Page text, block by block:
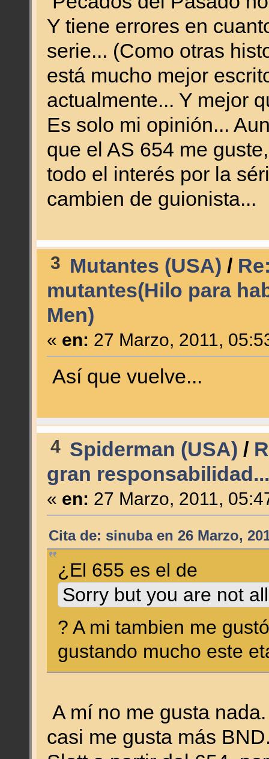
Y tiene errores en
serie... (Como otras
está mucho mejor
actualmente... Y mejor
Es solo mi opinión...
que el AS 654 me
todo el interés por la
cambien de guionista...
3 Mutantes (USA) /
mutantes(Hilo para
Men)
« en: 27 Marzo, 2011,
Así que vuelve...
4 Spiderman (USA) /
gran
« en: 27 Marzo, 2011,
Cita de: sinuba en 26 Marzo,
¿El 655 es el de
Sorry but you are not
? A mi tambien me
gustando mucho este
A mí no me gusta
casi me gusta más